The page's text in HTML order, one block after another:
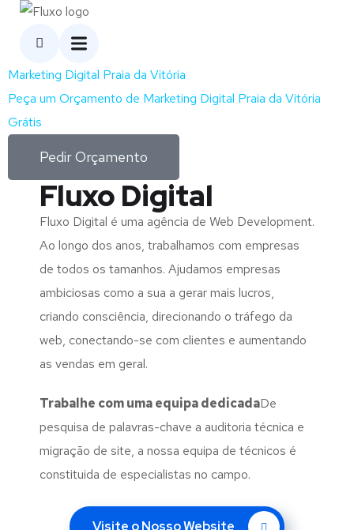
Marketing Digital Praia da Vitória
Peça um Orçamento de Marketing Digital Praia da Vitória
Grátis
Pedir Orçamento
Fluxo Digital
Fluxo Digital é uma agência de Web Development.
Ao longo dos anos, trabalhamos com empresas
de todos os tamanhos. Ajudamos empresas
ambiciosas como a sua a gerar mais lucros,
criando consciência, direcionando o tráfego da
web, conectando-se com clientes e aumentando
as vendas em geral.
Trabalhe com umaequipa dedicadaDe
pesquisa de palavras-chave a auditoria técnica e
migração de site, a nossa equipa de técnicos é
constituida de especialistas no campo.
Visite o Nosso Website